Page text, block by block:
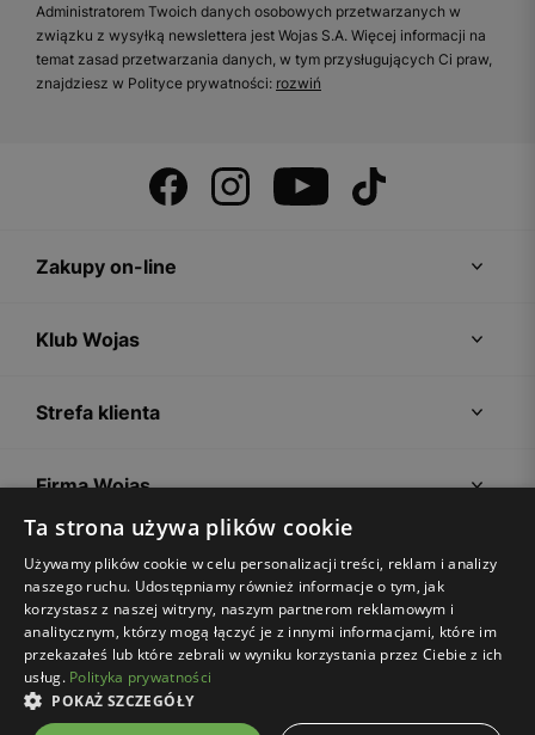
Administratorem Twoich danych osobowych przetwarzanych w
związku z wysyłką newslettera jest Wojas S.A. Więcej informacji na
temat zasad przetwarzania danych, w tym przysługujących Ci praw,
znajdziesz w Polityce prywatności: rozwiń
Zakupy on-line
Klub Wojas
Strefa klienta
Firma Wojas
Porady
Ta strona używa plików cookie
Używamy plików cookie w celu personalizacji treści, reklam i analizy
naszego ruchu. Udostępniamy również informacje o tym, jak
korzystasz z naszej witryny, naszym partnerom reklamowym i
analitycznym, którzy mogą łączyć je z innymi informacjami, które im
przekazałeś lub które zebrali w wyniku korzystania przez Ciebie z ich
usług. Polityka prywatności
POKAŻ SZCZEGÓŁY